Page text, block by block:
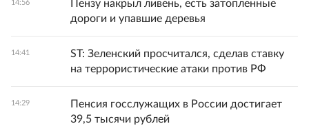
14:56
Пензу накрыл ливень, есть затопленные
дороги и упавшие деревья
14:41
ST: Зеленский просчитался, сделав ставку
на террористические атаки против РФ
14:29
Пенсия госслужащих в России достигает
39,5 тысячи рублей